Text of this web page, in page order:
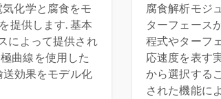
化学と腐食をモ
提供します. 基本
によって提供され
曲線を使用した
効果をモデル化
腐食解析モジ
ターフェース
程式やターフ
応速度を表す
から選択する
された機能に